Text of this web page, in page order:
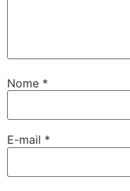
Nome *
E-mail *